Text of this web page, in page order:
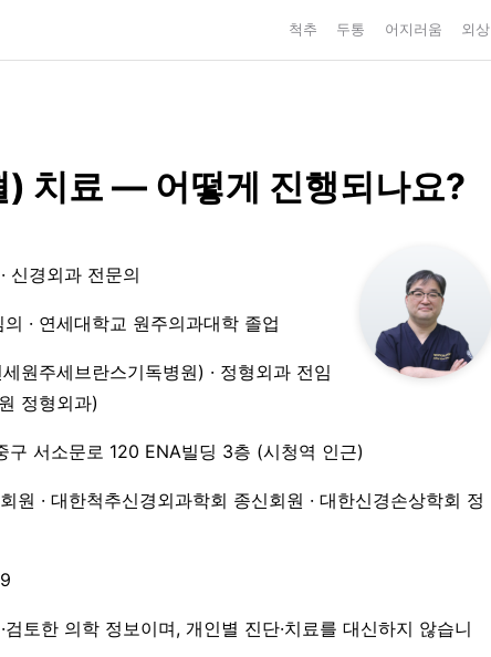
척추 두통 어지러움 외상
) 치료 — 어떻게 진행되나요?
신경외과 전문의
· 연세대학교 원주의과대학 졸업
원주세브란스기독병원) · 정형외과 전임
정형외과)
구 서소문로 120 ENA빌딩 3층 (시청역 인근)
원 · 대한척추신경외과학회 종신회원 · 대한신경손상학회 정
토한 의학 정보이며, 개인별 진단·치료를 대신하지 않습니